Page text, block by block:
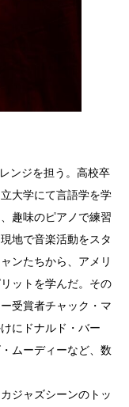
ンジを担う。高校卒
大学にて言語学を学
趣味のピアノで練習
地で音楽活動をスタ
ンたちから、アメリ
ットを学んだ。その
受賞者チャック・マ
にドナルド・バー
ムーディーなど、数
ジャズシーンのトッ